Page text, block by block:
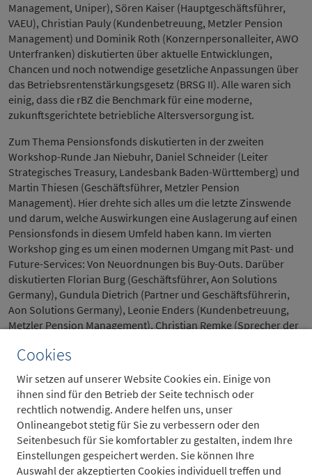
Cookies
Wir setzen auf unserer Website Cookies ein. Einige von
ihnen sind für den Betrieb der Seite technisch oder
rechtlich notwendig. Andere helfen uns, unser
Onlineangebot stetig für Sie zu verbessern oder den
Seitenbesuch für Sie komfortabler zu gestalten, indem Ihre
Einstellungen gespeichert werden. Sie können Ihre
Auswahl der akzeptierten Cookies individuell treffen und
Management, Uniper), Sören Kaiser (Hauptgeschäftsführer,
VAEU), Christian Pauly (Kundenbetreuung, Metzler Pension
Management) und Dominik Roth (Konzernpersonalleiter, AWO
Unterfranken) diskutierten über aktuelle Entwicklungen,
Chancen und noch notwendige gesetzliche Anpassungen über
das Betriebsrentenstärkungsgesetz (BRSG II). Alle waren sich
einig, dass die rBZ die Benchmark für eine moderne,
zukunftsgerichtete betriebliche Altersversorgung ist.
Zum Thema Pensionsfonds diskutierten in der zweiten
Workshop-Runde Jan Niebuhr, Daniel Schneider (Leiter
Strategisches Treasury, Landesbank Baden-Württemberg) und
Martin Thiesen (Geschäftsführer, Metzler Pension
Management). Hier drehte sich alles um die letzte Zinswende
und darum, welche Auswirkungen eine Auslagerung auf einen
Pensionsfonds in diesem Umfeld haben kann. Im vierten
Workshop ging es um einen modernen Umgang mit Past- und
Future-Services: Von Neuordnungen bis Buy-Outs. Darüber
diskutierten Florian Burg (Geschäftsführer, Aon Solutions
Germany), Gundula Dietrich (Partner und Geschäftsführerin,
Aon Solutions Germany), Leonie Enders (Kundenbetreuung,
Metzler Pension Management), Christian Remke (Sprecher der
Christoph Stureiner (Abteilungsleiter Betriebliche
Altersversorgung, Dr. Ing. h.c. F. Porsche AG).
Wir bedanken uns bei unseren zahlreichen Gästen und freuen
uns über den regen Austausch. Impressionen der
Veranstaltung sehen Sie im folgenden Video.